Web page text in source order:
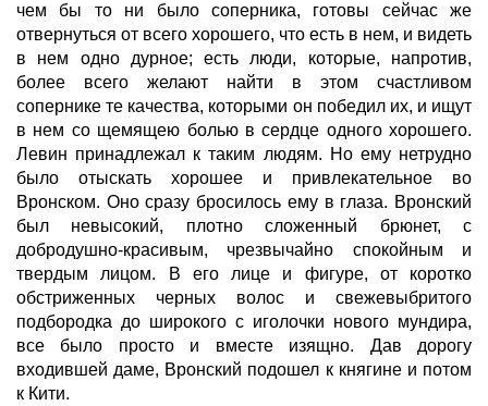
чем бы то ни было соперника, готовы сейчас же
отвернуться от всего хорошего, что есть в нем, и видеть
в нем одно дурное; есть люди, которые, напротив,
более всего желают найти в этом счастливом
сопернике те качества, которыми он победил их, и ищут
в нем со щемящею болью в сердце одного хорошего.
Левин принадлежал к таким людям. Но ему нетрудно
было отыскать хорошее и привлекательное во
Вронском. Оно сразу бросилось ему в глаза. Вронский
был невысокий, плотно сложенный брюнет, с
добродушно-красивым, чрезвычайно спокойным и
твердым лицом. В его лице и фигуре, от коротко
обстриженных черных волос и свежевыбритого
подбородка до широкого с иголочки нового мундира,
все было просто и вместе изящно. Дав дорогу
входившей даме, Вронский подошел к княгине и потом
к Кити.